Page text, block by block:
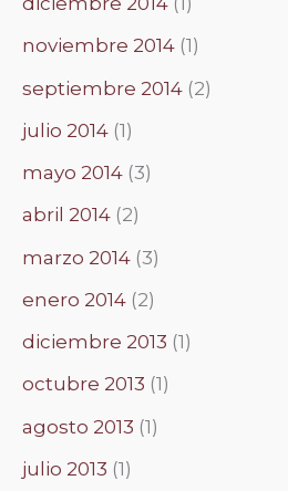
noviembre 2014 (1)
septiembre 2014 (2)
julio 2014 (1)
mayo 2014 (3)
abril 2014 (2)
marzo 2014 (3)
enero 2014 (2)
diciembre 2013 (1)
octubre 2013 (1)
agosto 2013 (1)
julio 2013 (1)